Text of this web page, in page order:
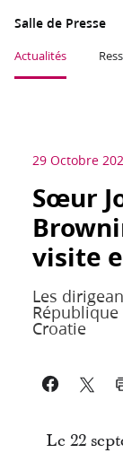
Salle de Presse
Actualités
29 Octobre
Sœur
visite
Les
Croatie
Le 22